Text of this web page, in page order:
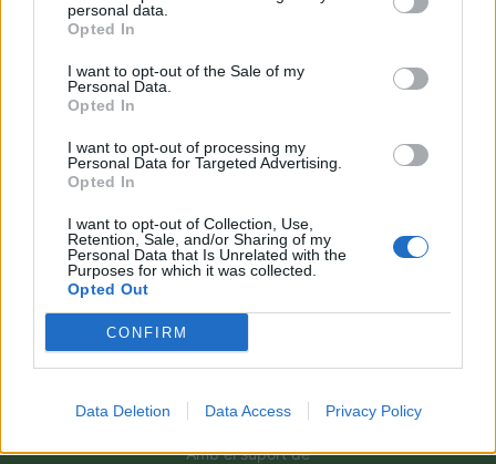
personal data.
Opted In
I want to opt-out of the Sale of my
Personal Data.
Opted In
I want to opt-out of processing my
Personal Data for Targeted Advertising.
Opted In
I want to opt-out of Collection, Use,
Retention, Sale, and/or Sharing of my
Personal Data that Is Unrelated with the
Purposes for which it was collected.
Opted Out
CONFIRM
Data Deletion Data Access Privacy Policy
recorreguts
El Cantaires amb baixes rep al CB
Viladecans en el tram decisiu de la lliga
Paula Sintorres, Patrícia Pla i Néstor
d’atletisme
maig 8, 2026
Amb el suport de